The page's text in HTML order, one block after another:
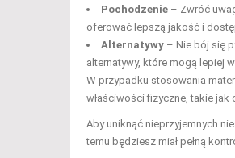
Pochodzenie – Zwróć
oferować lepszą jakość i
Alternatywy – Nie bój się
alternatywy, które mogą lepiej
W przypadku stosowania
właściwości fizyczne, takie
Aby uniknąć nieprzyjemnych
temu będziesz miał pełną